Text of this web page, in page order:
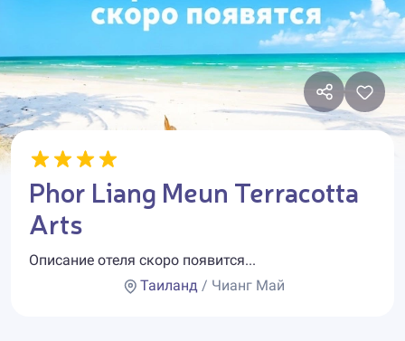
Phor Liang Meun Terracotta
Arts
Описание отеля скоро появится...
Таиланд/ Чианг Май